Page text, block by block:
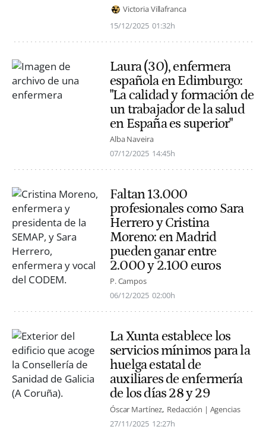
Victoria Villafranca
15/12/2025 01:32h
Laura (30), enfermera
española en Edimburgo:
"La calidad y formación de
un trabajador de la salud
en España es superior"
Alba Naveira
07/12/2025 14:45h
Faltan 13.000
profesionales como Sara
Herrero y Cristina
Moreno: en Madrid
pueden ganar entre
2.000 y 2.100 euros
P. Campos
06/12/2025 02:00h
La Xunta establece los
servicios mínimos para la
huelga estatal de
auxiliares de enfermería
de los días 28 y 29
Óscar Martínez Redacción | Agencias
27/11/2025 12:27h